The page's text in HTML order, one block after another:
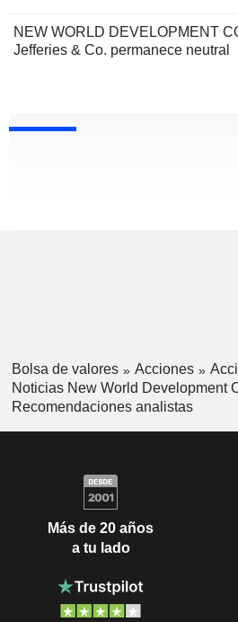
NEW WORLD DEVELOPMENT
Jefferies & Co. permanece neutral
Bolsa de valores Acciones
Noticias New World Development
Recomendaciones analistas
Más de 20 años
a tu lado